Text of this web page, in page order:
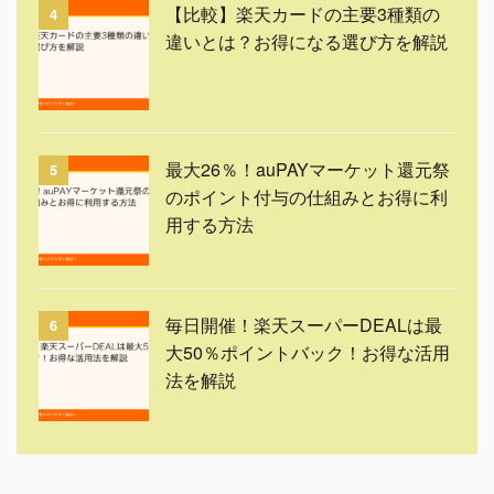
4
【比較】楽天カードの主要3種類の
違いとは？お得になる選び方を解説
5
最大26％！auPAYマーケット還元祭
のポイント付与の仕組みとお得に利
用する方法
6
毎日開催！楽天スーパーDEALは最
大50％ポイントバック！お得な活用
法を解説